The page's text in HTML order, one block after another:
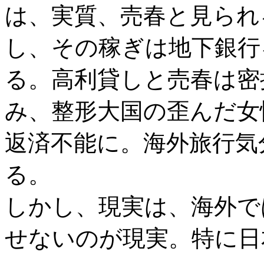
は、実質、売春と見ら
し、その稼ぎは地下銀
る。高利貸しと売春は
み、整形大国の歪んだ
返済不能に。海外旅行
る。
しかし、現実は、海外
せないのが現実。特に